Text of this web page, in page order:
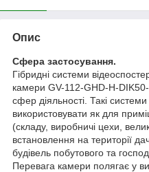
Опис
Сфера застосування.
Гібридні системи
камери GV-112-GHD-H-DIK50-
сфер діяльності. Такі
використовувати як для
(складу, виробничі цехи,
встановлення на території
будівель побутового та
Перевага камери полягає у